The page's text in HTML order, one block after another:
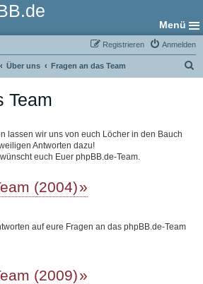
Menü
Anmelden
Registrieren
Über uns Fragen an das Team
Team
lassen wir uns von euch Löcher in den Bauch
Antworten dazu!
euch Euer phpBB.de-Team.
(2004)
auf eure Fragen an das phpBB.de-Team
(2009)